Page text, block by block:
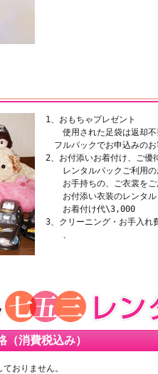
1、おもちゃプレゼント
使用された足袋は返却不
フルパックでお申込みのお
2、お付添いお着付け、ご優
レンタルパックご利用の
お手持ちの、ご衣裳をご
お付添い衣装のレンタル
お着付け代\3,000
3、クリーニング・お手入れ
、
消費税込み）
おりません。